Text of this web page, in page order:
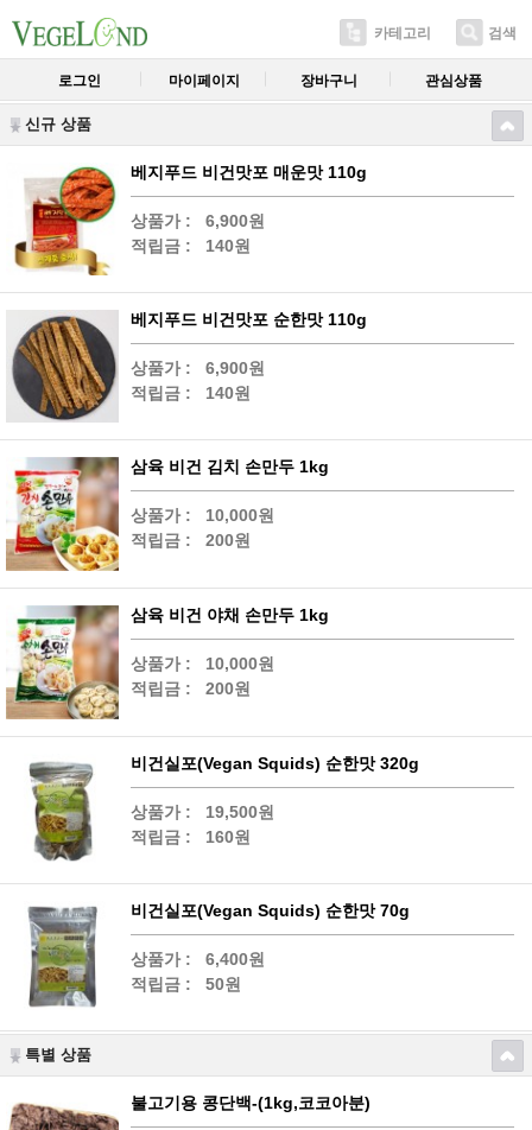
카테고리 검색
로그인 마이페이지 장바구니 관심상품
신규 상품
베지푸드 비건맛포 매운맛 110g
상품가 :
6,900원
적립금 :
140원
베지푸드 비건맛포 순한맛 110g
상품가 :
6,900원
적립금 :
140원
삼육 비건 김치 손만두 1kg
상품가 :
10,000원
적립금 :
200원
삼육 비건 야채 손만두 1kg
상품가 :
10,000원
적립금 :
200원
비건실포(Vegan Squids) 순한맛 320g
상품가 :
19,500원
적립금 :
160원
비건실포(Vegan Squids) 순한맛 70g
상품가 :
6,400원
적립금 :
50원
특별 상품
불고기용 콩단백-(1kg,코코아분)